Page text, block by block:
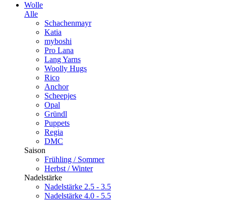
Wolle
Alle
Schachenmayr
Katia
myboshi
Pro Lana
Lang Yarns
Woolly Hugs
Rico
Anchor
Scheepjes
Opal
Gründl
Puppets
Regia
DMC
Saison
Frühling / Sommer
Herbst / Winter
Nadelstärke
Nadelstärke 2.5 - 3.5
Nadelstärke 4.0 - 5.5